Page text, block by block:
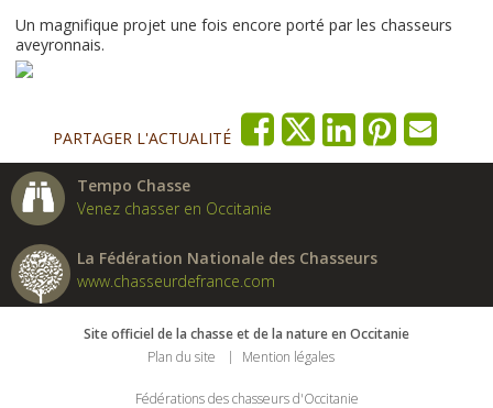
Un magnifique projet une fois encore porté par les chasseurs
aveyronnais.
PARTAGER L'ACTUALITÉ
Tempo Chasse
Venez chasser en Occitanie
La Fédération Nationale des Chasseurs
www.chasseurdefrance.com
Site officiel de la chasse et de la nature en Occitanie
Plan du site
Mention légales
Fédérations des chasseurs d'Occitanie